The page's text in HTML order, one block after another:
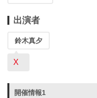
出演者
鈴木真夕
X
開催情報1